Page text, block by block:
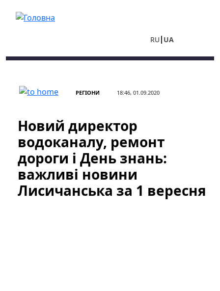
RU UA
РЕГІОНИ 18:46, 01.09.2020
Новий директор
водоканалу, ремонт
дороги і День знань:
важливі новини
Лисичанська за 1 вересня